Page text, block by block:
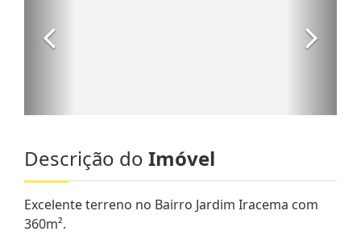
Descrição do Imóvel
Excelente terreno no Bairro Jardim Iracema com
360m².